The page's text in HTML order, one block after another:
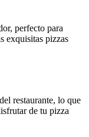
perfecto para
exquisitas pizzas
restaurante, lo que
de tu pizza